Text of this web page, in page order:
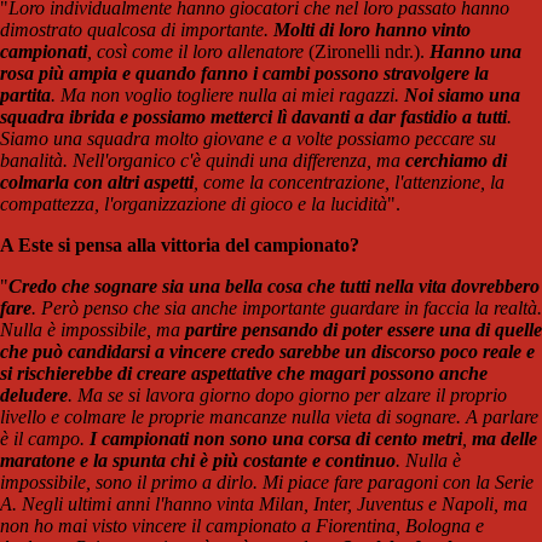
"Loro individualmente hanno giocatori che nel loro passato hanno
dimostrato qualcosa di importante. Molti di loro hanno vinto
campionati, così come il loro allenatore (Zironelli ndr.). Hanno una
rosa più ampia e quando fanno i cambi possono stravolgere la
partita. Ma non voglio togliere nulla ai miei ragazzi. Noi siamo una
squadra ibrida e possiamo metterci lì davanti a dar fastidio a tutti.
Siamo una squadra molto giovane e a volte possiamo peccare su
banalità. Nell'organico c'è quindi una differenza, ma cerchiamo di
colmarla con altri aspetti, come la concentrazione, l'attenzione, la
compattezza, l'organizzazione di gioco e la lucidità".
A Este si pensa alla vittoria del campionato?
"Credo che sognare sia una bella cosa che tutti nella vita dovrebbero
fare. Però penso che sia anche importante guardare in faccia la realtà.
Nulla è impossibile, ma partire pensando di poter essere una di quelle
che può candidarsi a vincere credo sarebbe un discorso poco reale e
si rischierebbe di creare aspettative che magari possono anche
deludere. Ma se si lavora giorno dopo giorno per alzare il proprio
livello e colmare le proprie mancanze nulla vieta di sognare. A parlare
è il campo. I campionati non sono una corsa di cento metri, ma delle
maratone e la spunta chi è più costante e continuo. Nulla è
impossibile, sono il primo a dirlo. Mi piace fare paragoni con la Serie
A. Negli ultimi anni l'hanno vinta Milan, Inter, Juventus e Napoli, ma
non ho mai visto vincere il campionato a Fiorentina, Bologna e